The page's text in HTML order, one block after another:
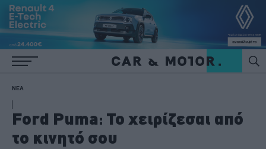
ΝΕΑ
Ford Puma: To χειρίζεσαι από
το κινητό σου